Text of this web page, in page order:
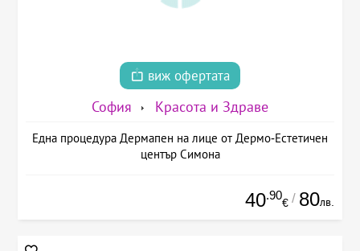
виж офертата
София Красота и Здраве
Една процедура Дермапен на лице от Дермо-Естетичен
център Симона
40.90
€ / 80лв.